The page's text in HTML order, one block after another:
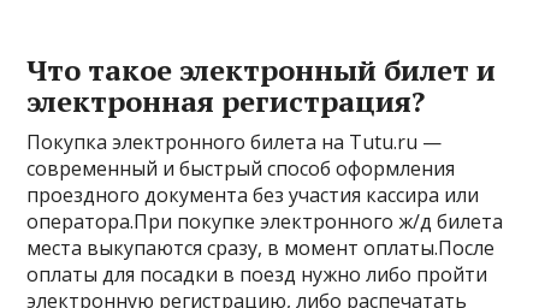
Что такое электронный билет и
электронная регистрация?
Покупка электронного билета на Tutu.ru —
современный и быстрый способ оформления
проездного документа без участия кассира или
оператора.При покупке электронного ж/д билета
места выкупаются сразу, в момент оплаты.После
оплаты для посадки в поезд нужно либо пройти
электронную регистрацию, либо распечатать